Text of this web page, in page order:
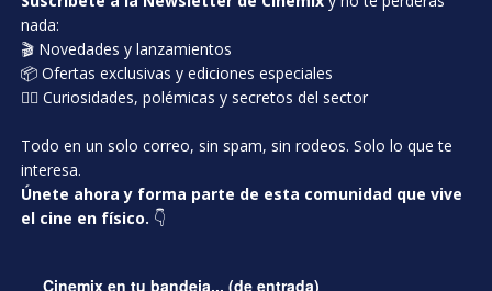
nada:
🎬 Novedades y lanzamientos
📦 Ofertas exclusivas y ediciones especiales
🕵️‍♂️ Curiosidades, polémicas y secretos del sector
Todo en un solo correo, sin spam, sin rodeos. Solo lo que te
interesa.
Únete ahora y forma parte de esta comunidad que vive
el cine en físico. 👇